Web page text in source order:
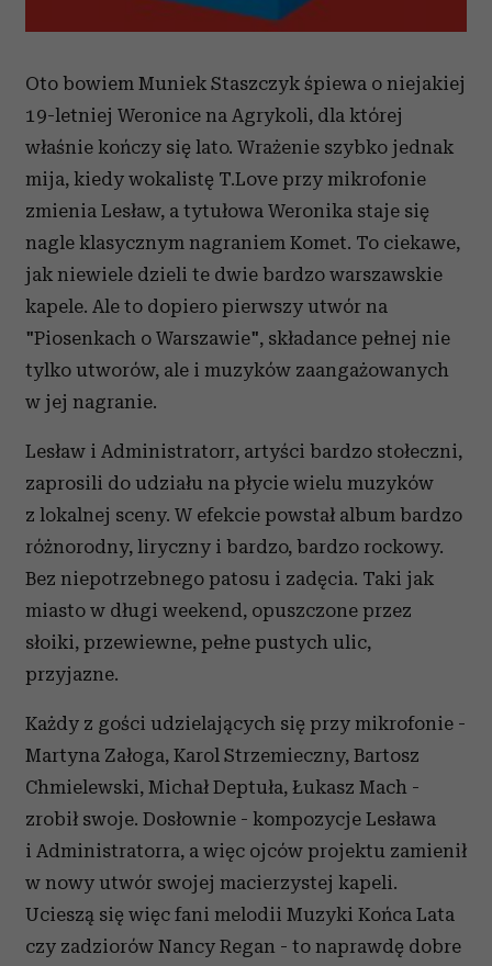
Oto bowiem Muniek Staszczyk śpiewa o niejakiej
19-letniej Weronice na Agrykoli, dla której
właśnie kończy się lato. Wrażenie szybko jednak
mija, kiedy wokalistę T.Love przy mikrofonie
zmienia Lesław, a tytułowa Weronika staje się
nagle klasycznym nagraniem Komet. To ciekawe,
jak niewiele dzieli te dwie bardzo warszawskie
kapele. Ale to dopiero pierwszy utwór na
"Piosenkach o Warszawie", składance pełnej nie
tylko utworów, ale i muzyków zaangażowanych
w jej nagranie.
Lesław i Administratorr, artyści bardzo stołeczni,
zaprosili do udziału na płycie wielu muzyków
z lokalnej sceny. W efekcie powstał album bardzo
różnorodny, liryczny i bardzo, bardzo rockowy.
Bez niepotrzebnego patosu i zadęcia. Taki jak
miasto w długi weekend, opuszczone przez
słoiki, przewiewne, pełne pustych ulic,
przyjazne.
Każdy z gości udzielających się przy mikrofonie -
Martyna Załoga, Karol Strzemieczny, Bartosz
Chmielewski, Michał Deptuła, Łukasz Mach -
zrobił swoje. Dosłownie - kompozycje Lesława
i Administratorra, a więc ojców projektu zamienił
w nowy utwór swojej macierzystej kapeli.
Ucieszą się więc fani melodii Muzyki Końca Lata
czy zadziorów Nancy Regan - to naprawdę dobre